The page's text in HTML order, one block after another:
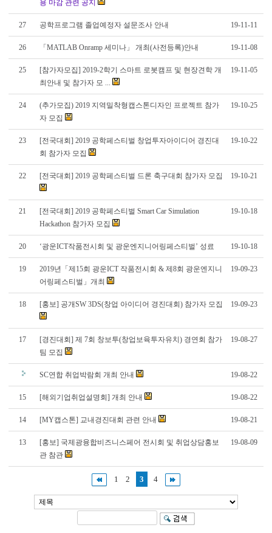
용 마감 관련 공지
27 공학프로그램 졸업예정자 설문조사 안내 19-11-11
26 「MATLAB Onramp 세미나」 개최(사전등록)안내 19-11-08
25
[참가자모집] 2019-2학기 스마트 로봇캠프 및 현장견학 개
최안내 및 참가자 모 ...
19-11-05
24
(추가모집) 2019 지역밀착형캡스톤디자인 프로젝트 참가
자 모집
19-10-25
23
[전국대회] 2019 공학페스티벌 창업투자아이디어 경진대
회 참가자 모집
19-10-22
22 [전국대회] 2019 공학페스티벌 드론 축구대회 참가자 모집 19-10-21
21
[전국대회] 2019 공학페스티벌 Smart Car Simulation
Hackathon 참가자 모집
19-10-18
20 ‘광운ICT작품전시회 및 광운엔지니어링페스티벌’ 성료 19-10-18
19
2019년「제15회 광운ICT 작품전시회 & 제8회 광운엔지니
어링페스티벌」개최
19-09-23
18 [홍보] 공개SW 3DS(창업 아이디어 경진대회) 참가자 모집 19-09-23
17
[경진대회] 제 7회 창보투(창업보육투자유치) 경연회 참가
팀 모집
19-08-27
SC연합 취업박람회 개최 안내 19-08-22
15 [해외기업취업설명회] 개최 안내 19-08-22
14 [MY캡스톤] 교내경진대회 관련 안내 19-08-21
13
[홍보] 국제광융합비즈니스페어 전시회 및 취업상담홍보
관 참관
19-08-09
1 2 3 4